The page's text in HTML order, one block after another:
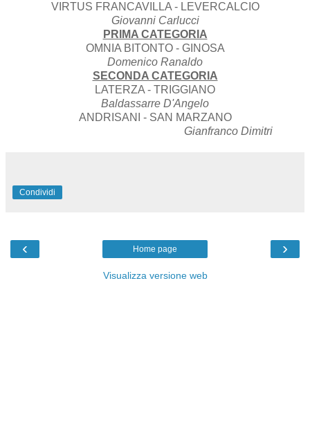
VIRTUS FRANCAVILLA - LEVERCALCIO
Giovanni Carlucci
PRIMA CATEGORIA
OMNIA BITONTO - GINOSA
Domenico Ranaldo
SECONDA CATEGORIA
LATERZA - TRIGGIANO
Baldassarre D'Angelo
ANDRISANI - SAN MARZANO
Gianfranco Dimitri
Condividi
‹ ›
Home page
Visualizza versione web